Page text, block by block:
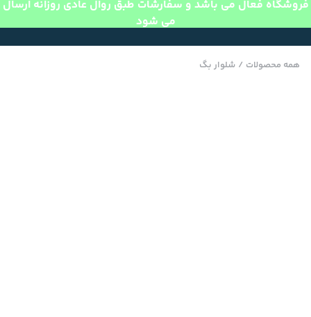
فروشگاه فعال می باشد و سفارشات طبق روال عادی روزانه ارسال
می شود
همه محصولات / شلوار بگ